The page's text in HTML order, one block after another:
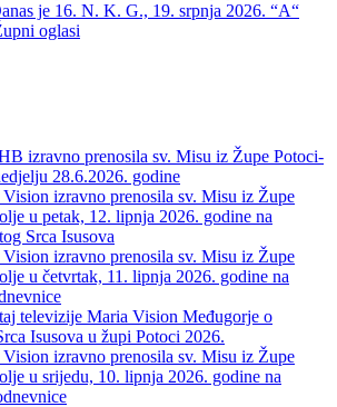
je 16. N. K. G., 19. srpnja 2026. “A“
oglasi
izravno prenosila sv. Misu iz Župe Potoci-
28.6.2026. godine
izravno prenosila sv. Misu iz Župe
u petak, 12. lipnja 2026. godine na
Srca Isusova
izravno prenosila sv. Misu iz Župe
u četvrtak, 11. lipnja 2026. godine na
televizije Maria Vision Međugorje o
Isusova u župi Potoci 2026.
izravno prenosila sv. Misu iz Župe
u srijedu, 10. lipnja 2026. godine na